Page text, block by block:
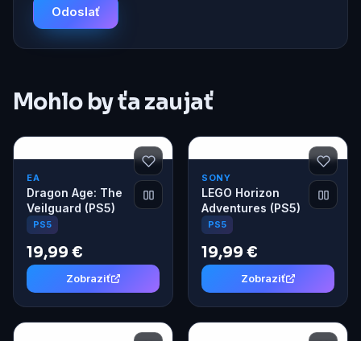
Odoslať
Mohlo by ťa zaujať
EA
Dragon Age: The
Veilguard (PS5)
PS5
19,99 €
Zobraziť
SONY
LEGO Horizon
Adventures (PS5)
PS5
19,99 €
Zobraziť